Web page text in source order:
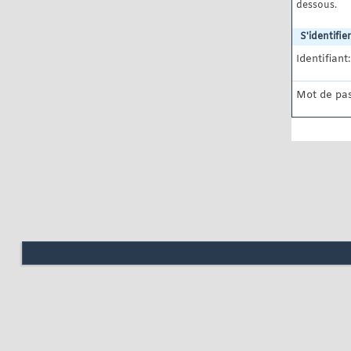
dessous.
S'identifier
Identifiant:
Mot de